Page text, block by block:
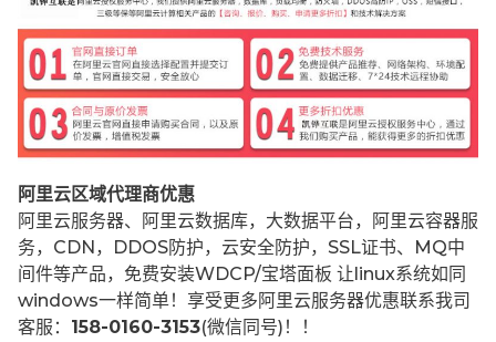
阿里云区域代理商优惠
阿里云服务器、阿里云数据库，大数据平台，阿里云容器服
务，CDN，DDOS防护，云安全防护，SSL证书、MQ中
间件等产品，免费安装WDCP/宝塔面板 让 linux系统如同
windows一样简单！享受更多阿里云服务器优惠联系我司
客服： 158-0160-3153(微信同号)！！